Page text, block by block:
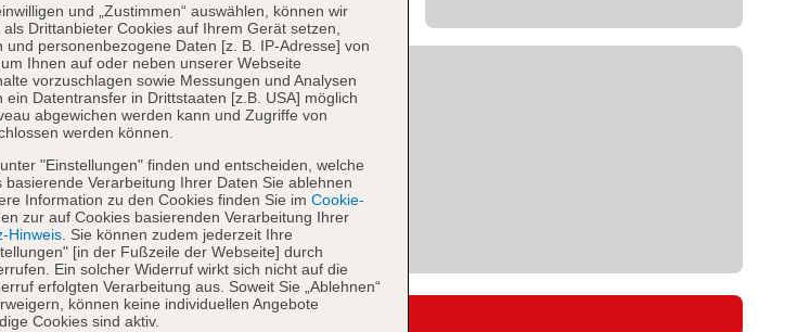
und „Zustimmen“ auswählen, können wir
Drittanbieter Cookies auf Ihrem Gerät setzen,
personenbezogene Daten [z. B. IP-Adresse] von
Ihnen auf oder neben unserer Webseite
vorzuschlagen sowie Messungen und Analysen
Datentransfer in Drittstaaten [z.B. USA] möglich
abgewichen werden kann und Zugriffe von
werden können.
"Einstellungen" finden und entscheiden, welche
Verarbeitung Ihrer Daten Sie ablehnen
Information zu den Cookies finden Sie im Cookie-
zur auf Cookies basierenden Verarbeitung Ihrer
Hinweis . Sie können zudem jederzeit Ihre
[in der Fußzeile der Webseite] durch
Ein solcher Widerruf wirkt sich nicht auf die
erfolgten Verarbeitung aus. Soweit Sie „Ablehnen“
können keine individuellen Angebote
Cookies sind aktiv.